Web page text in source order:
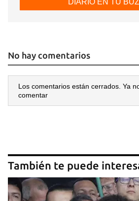
DIARIO EN TU
No hay comentarios
Los comentarios están cerrados. Ya
comentar
También te puede